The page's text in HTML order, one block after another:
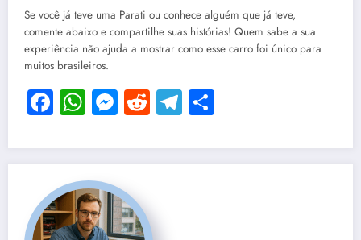
Se você já teve uma Parati ou conhece alguém que já teve,
comente abaixo e compartilhe suas histórias! Quem sabe a sua
experiência não ajuda a mostrar como esse carro foi único para
muitos brasileiros.
Facebook
WhatsApp
Messenger
RedditTelegram